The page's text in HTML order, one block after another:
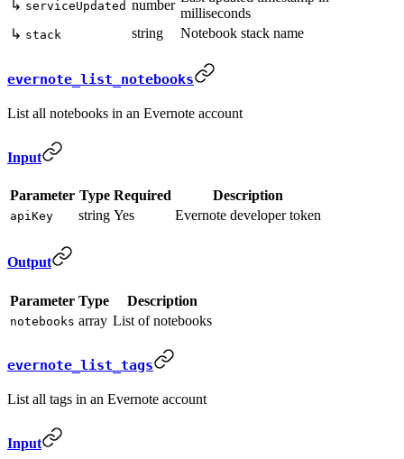
↳ serviceUpdated number
milliseconds
↳ stack string Notebook stack name
evernote_list_notebooks
List all notebooks in an Evernote account
Input
Parameter Type Required Description
apiKey string Yes Evernote developer token
Output
Parameter Type Description
notebooks array List of notebooks
evernote_list_tags
List all tags in an Evernote account
Input